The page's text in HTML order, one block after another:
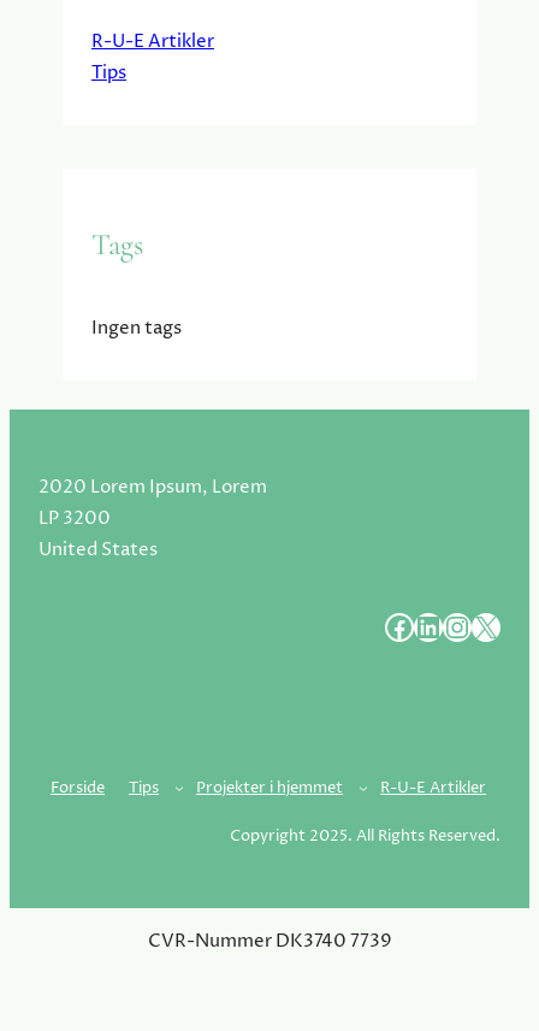
R-U-E Artikler
Tips
Tags
Ingen tags
2020 Lorem Ipsum, Lorem
LP 3200
United States
####
Forside Tips Projekter i hjemmet R-U-E Artikler
Copyright 2025. All Rights Reserved.
CVR-Nummer DK3740 7739